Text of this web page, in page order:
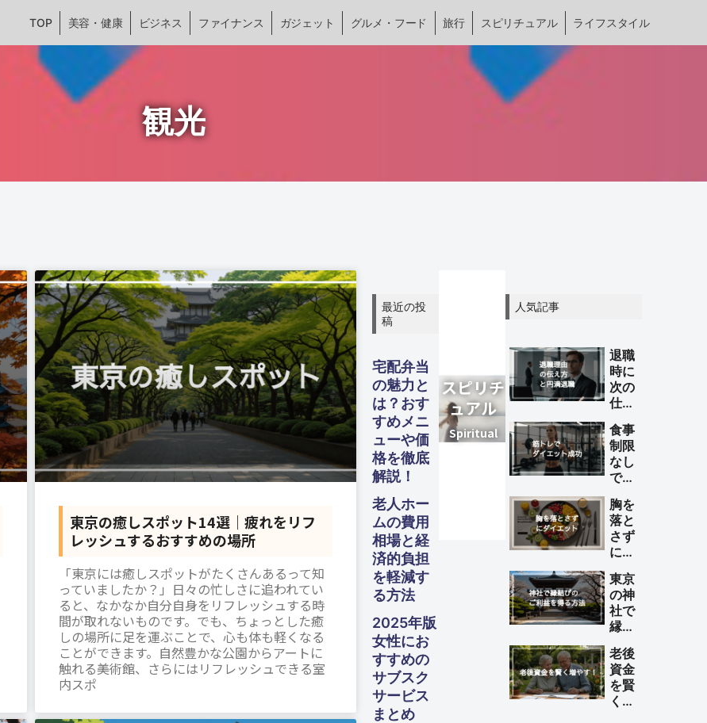
TOP 美容・健康 ビジネス ファイナンス ガジェット グルメ・フード 旅行 スピリチュアル ライフスタイル
観光
東京の癒しスポット14選｜疲れをリフ
レッシュするおすすめの場所
「東京には癒しスポットがたくさんあるって知
っていましたか？」日々の忙しさに追われてい
ると、なかなか自分自身をリフレッシュする時
間が取れないものです。でも、ちょっとした癒
しの場所に足を運ぶことで、心も体も軽くなる
ことができます。自然豊かな公園からアートに
触れる美術館、さらにはリフレッシュできる室
内スポ
最近の投
稿
宅配弁当
の魅力と
は？おす
すめメニ
ューや価
格を徹底
解説！
老人ホー
ムの費用
相場と経
済的負担
を軽減す
る方法
2025年版
女性にお
すすめの
サブスク
サービス
まとめ
ガジェッ
ト
Gadgets
スピリチ
ュアル
Spiritual
ビジネス
Business
ファイナ
ンス
Finance
グルメ・
フード
Gourmet・
Food
旅行
Travel
美容・健
康
Beauty
Others
ガジェッ
ト
Gadgets
スピリチ
ュアル
Spiritual
ビジネス
Business
ファイナ
ンス
Finance
グルメ・
フード
Gourmet・
Food
旅行
Travel
美容・健
康
Beauty
Others
ガジェッ
ト
Gadgets
スピリチ
ュアル
Spiritual
ビジネス
Business
ファイナ
ンス
Finance
グルメ・
フード
Gourmet・
Food
旅行
Travel
美容・健
康
Beauty
Others
人気記事
退職
時に
次の
仕事
まっ
てい
ない
理由
の伝
え方
と円
満退
職の
ため
のポ
イン
ト
食事
制限
なし
で筋
によ
るダ
イエ
ット
を成
功さ
せる
方法
胸を
落と
さず
にダ
ット
する
方法
東京
の神
社で
縁結
ご利
益を
得る
方法
老後
資金
を賢
く増